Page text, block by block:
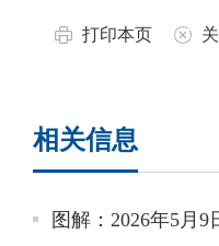
打印本页
相关信息
图解：2026年5月